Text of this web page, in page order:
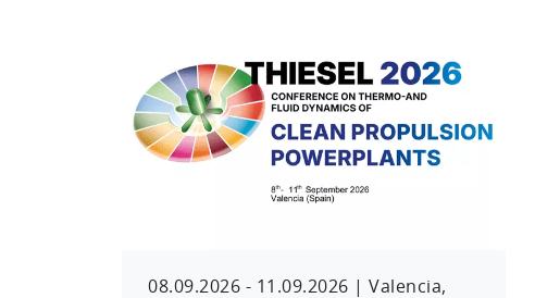
08.09.2026 - 11.09.2026
Valencia,